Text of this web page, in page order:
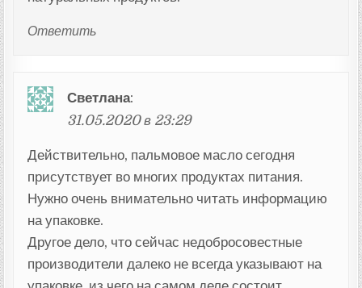
Ответить
Светлана:
31.05.2020 в 23:29
Действительно, пальмовое масло сегодня
присутствует во многих продуктах питания.
Нужно очень внимательно читать информацию
на упаковке.
Другое дело, что сейчас недобросовестные
производители далеко не всегда указывают на